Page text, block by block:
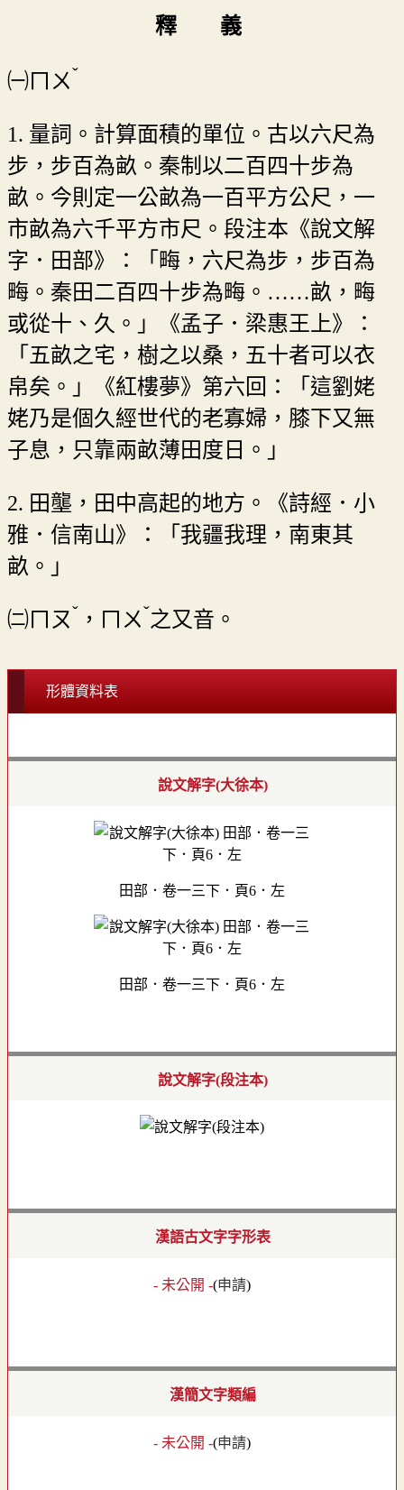
釋 義
㈠ㄇㄨˇ
1. 量詞。計算面積的單位。古以六尺為
步，步百為畝。秦制以二百四十步為
畝。今則定一公畝為一百平方公尺，一
市畝為六千平方市尺。段注本《說文解
字．田部》：「畮，六尺為步，步百為
畮。秦田二百四十步為畮。……畝，畮
或從十、久。」《孟子．梁惠王上》：
「五畝之宅，樹之以桑，五十者可以衣
帛矣。」《紅樓夢》第六回：「這劉姥
姥乃是個久經世代的老寡婦，膝下又無
子息，只靠兩畝薄田度日。」
2. 田壟，田中高起的地方。《詩經．小
雅．信南山》：「我疆我理，南東其
畝。」
㈡ㄇㄡˇ ， ㄇㄨˇ之又音。
形體資料表
說文解字(大徐本)
田部．卷一三下．頁6．左
田部．卷一三下．頁6．左
說文解字(段注本)
漢語古文字字形表
- 未公開 -(申請)
漢簡文字類編
- 未公開 -(申請)